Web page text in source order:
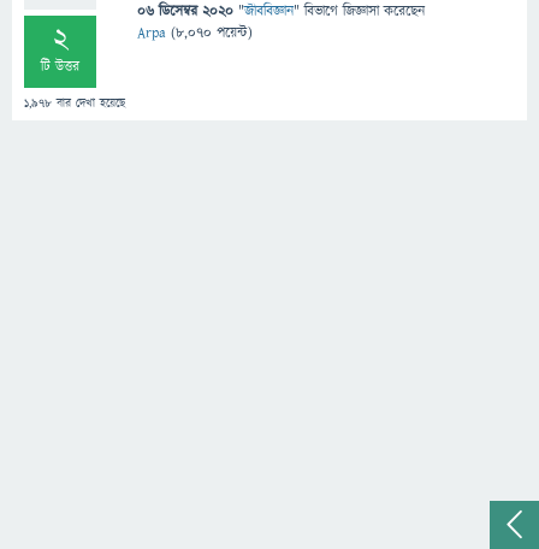
2
টি উত্তর
1,978 বার দেখা হয়েছে
06 ডিসেম্বর 2020 "জীববিজ্ঞান" বিভাগে জিজ্ঞাসাকরেছেন
Arpa (8,070 পয়েন্ট)